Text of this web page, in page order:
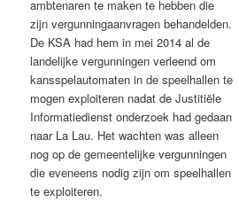
ambtenaren te maken te hebben die
zijn vergunningaanvragen behandelden.
De KSA had hem in mei 2014 al de
landelijke vergunningen verleend om
kansspelautomaten in de speelhallen te
mogen exploiteren nadat de Justitiële
Informatiedienst onderzoek had gedaan
naar La Lau. Het wachten was alleen
nog op de gemeentelijke vergunningen
die eveneens nodig zijn om speelhallen
te exploiteren.